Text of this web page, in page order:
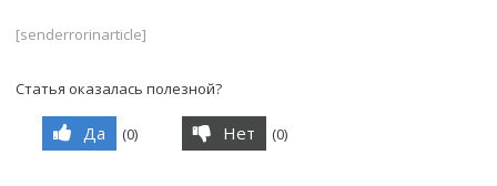
[senderrorinarticle]
Статья оказалась полезной?
Да (0) Нет (0)